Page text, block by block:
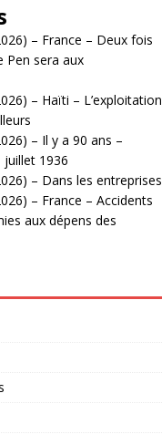
– France – Deux fois
Pen sera aux
– Haïti – L’exploitation
– Il y a 90 ans –
juillet 1936
– Dans les entreprises
– France – Accidents
aux dépens des